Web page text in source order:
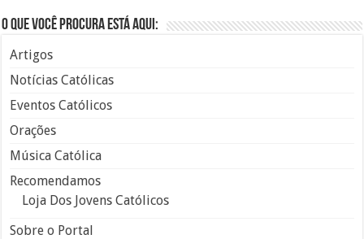
O que você procura está aqui:
Artigos
Notícias Católicas
Eventos Católicos
Orações
Música Católica
Recomendamos
Loja Dos Jovens Católicos
Sobre o Portal